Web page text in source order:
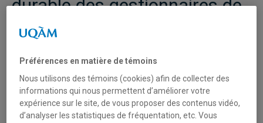
durable des gestionnaires de
propriétés institutionnelles :
présentation des résultats du
sondage de l’AGPI
Préférences en matière de témoins
Nous utilisons des témoins (cookies) afin de collecter des
informations qui nous permettent d’améliorer votre
expérience sur le site, de vous proposer des contenus vidéo,
d’analyser les statistiques de fréquentation, etc. Vous